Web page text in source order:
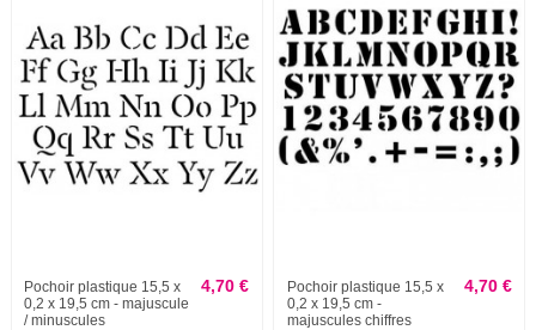
Pochoir plastique 15,5 x
0,2 x 19,5 cm - majuscule
/ minuscules
4,70 €
Pochoir plastique 15,5 x
0,2 x 19,5 cm -
majuscules chiffres
4,70 €